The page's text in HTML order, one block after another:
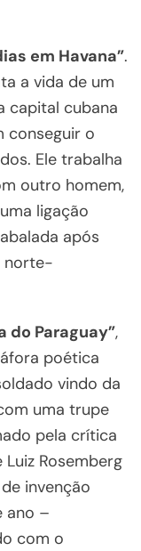
em Havana”.
a vida de um
capital cubana
conseguir o
Ele trabalha
outro homem,
ligação
após
norte-
do Paraguay”,
poética
vindo da
uma trupe
pela crítica
Rosemberg
invenção
ano –
com o